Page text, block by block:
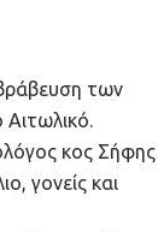
των
κος
γονείς και